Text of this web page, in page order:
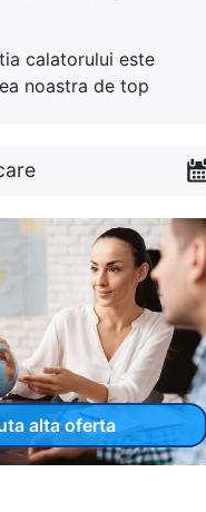
calatorului este
noastra de top
alta oferta